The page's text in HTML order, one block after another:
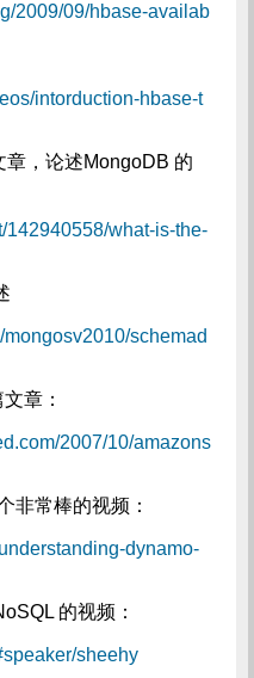
2009/09/hbase-availab
intorduction-hbase-t
，论述MongoDB 的
142940558/what-is-the-
schemad
章：
2007/10/amazons
非常棒的视频：
dynamo-
的视频：
sheehy